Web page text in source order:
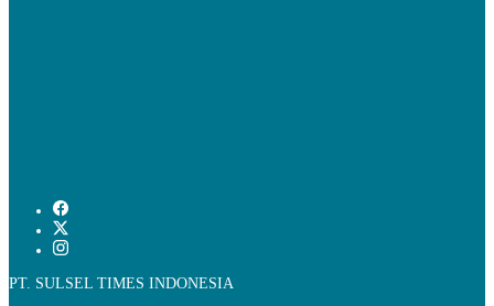
PT. SULSEL TIMES INDONESIA